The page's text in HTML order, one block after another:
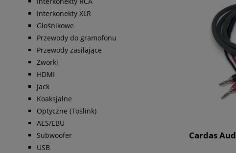
Interkonekty XLR
Głośnikowe
Przewody do gramofonu
Przewody zasilające
Zworki
HDMI
Jack
Koaksjalne
Optyczne (Toslink)
AES/EBU
Subwoofer
USB
Cardas